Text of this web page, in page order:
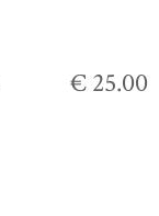
€ 25.00